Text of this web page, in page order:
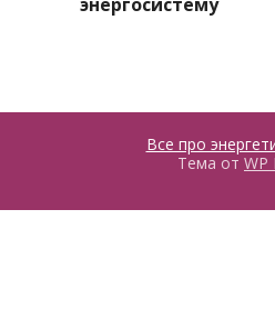
Все про
Тема от WP